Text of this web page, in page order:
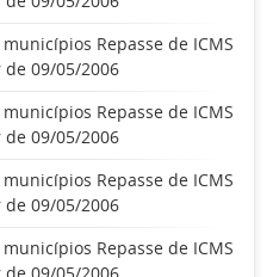
Repasse de ICMS
09/05/2006
Repasse de ICMS
09/05/2006
Repasse de ICMS
09/05/2006
Repasse de ICMS